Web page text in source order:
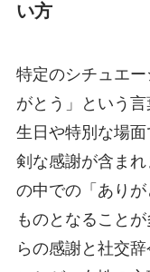
い方
特定のシチュエ
がとう」という
生日や特別な場
剣な感謝が含ま
の中での「あり
ものとなること
らの感謝と社交